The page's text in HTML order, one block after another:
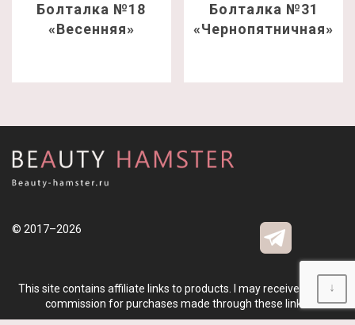
Болталка №18
«Весенняя»
Болталка №31
«Чернопятничная»
© 2017–2026
This site contains affiliate links to products. I may receive a small
commission for purchases made through these links.
↓